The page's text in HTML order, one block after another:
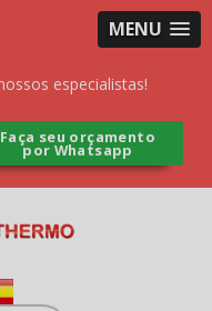
MENU
especialistas!
Faça seu orçamento
por Whatsapp